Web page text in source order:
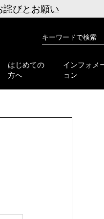
詫びとお願い
はじめての
方へ
インフォメ
ョン
カ
タ
検
use
tab
swipe